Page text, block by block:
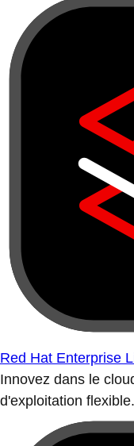
Red Hat Enterprise
Innovez dans le
d'exploitation flexible.